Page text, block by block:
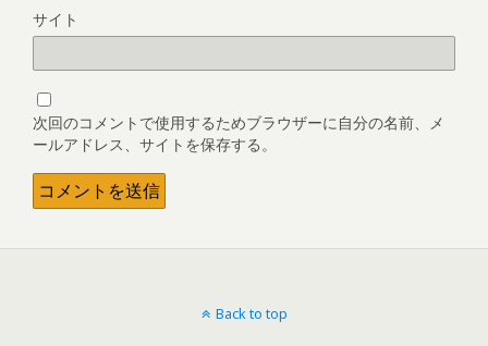
サイト
次回のコメントで使用するためブラウザーに自分の名前、メ
ールアドレス、サイトを保存する。
Back to top